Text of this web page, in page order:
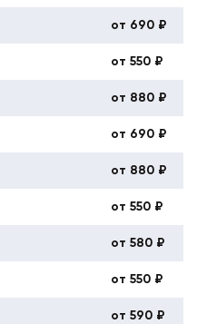
от 690 ₽
от 550 ₽
от 880 ₽
от 690 ₽
от 880 ₽
от 550 ₽
от 580 ₽
от 550 ₽
от 590 ₽